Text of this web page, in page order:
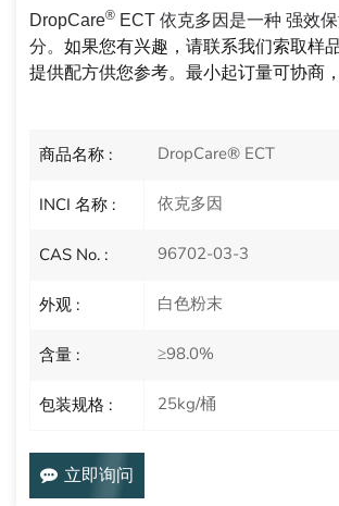
DropCare® ECT 依克多因是一种 强效
分。 如果您有兴趣，请联系我们索取样
提供配方供您参考。最小起订量可协商
商品名称 : DropCare® ECT
INCI 名称 : 依克多因
CAS No. : 96702-03-3
外观 : 白色粉末
含量 : ≥98.0%
包装规格 : 25kg/桶
立即询问